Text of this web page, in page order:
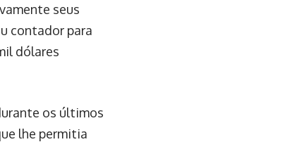
seus
contador para
dólares
os últimos
lhe permitia